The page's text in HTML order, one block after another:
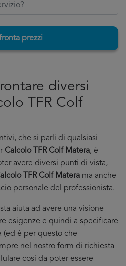
prezzi
diversi
TFR Colf
che si parli di qualsiasi
Calcolo TFR Colf Matera, è
avere diversi punti di vista,
TFR Colf Matera ma anche
personale del professionista.
aiuta ad avere una visione
esigenze e quindi a specificare
(ed è per questo che
nel nostro form di richiesta
cosi da poter essere